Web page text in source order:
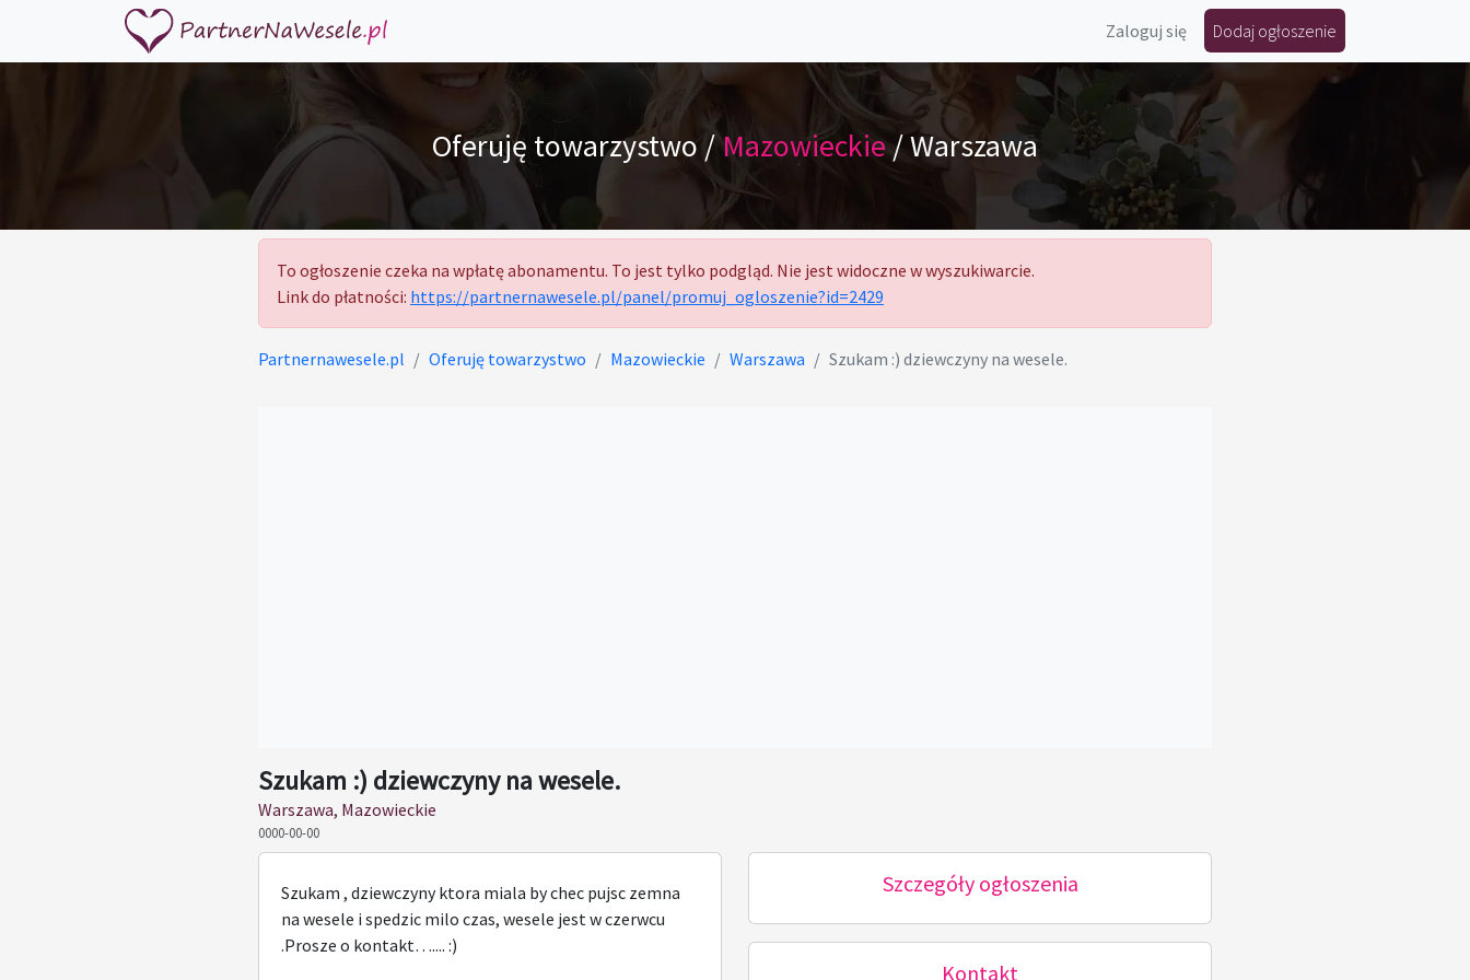
Zaloguj się Dodaj ogłoszenie
Oferuję towarzystwo /Mazowieckie/ Warszawa
To ogłoszenie czeka na wpłatę abonamentu. To jest tylko podgląd. Nie jest widoczne w wyszukiwarcie.
Link do płatności: https://partnernawesele.pl/panel/promuj_ogloszenie?id=2429
Partnernawesele.pl Oferuję towarzystwo Mazowieckie Warszawa Szukam :) dziewczyny na wesele.
Szukam :) dziewczyny na wesele.
Warszawa, Mazowieckie
0000-00-00
Szukam , dziewczyny ktora miala by chec pujsc zemna
na wesele i spedzic milo czas, wesele jest w czerwcu
.Prosze o kontakt….... :)
Szczegóły ogłoszenia
Kontakt